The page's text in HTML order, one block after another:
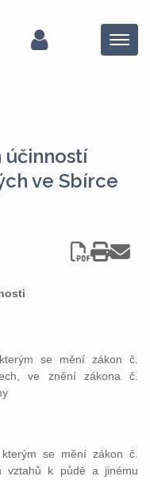
Menu
účinností
ve Sbírce
se mění zákon č.
ve znění zákona č.
se mění zákon č.
vztahů k půdě a jinému